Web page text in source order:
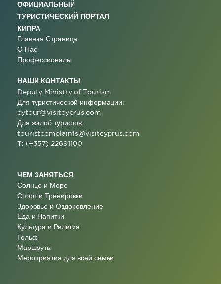
ОФИЦИАЛЬНЫЙ
ТУРИСТИЧЕСКИЙ ПОРТАЛ
КИПРА
Главная Страница
О Нас
Профессионалы
НАШИ КОНТАКТЫ
Deputy Ministry of Tourism
Для туристической информации:
cytour@visitcyprus.com
Для жалоб туристов:
touristcomplaints@visitcyprus.com
T: (+357) 22691100
ЧЕМ ЗАНЯТЬСЯ
Солнце и Море
Спорт и Тренировки
Здоровье и Оздоровление
Еда и Напитки
Культура и Религия
Гольф
Маршруты
Мероприятия для всей семьи